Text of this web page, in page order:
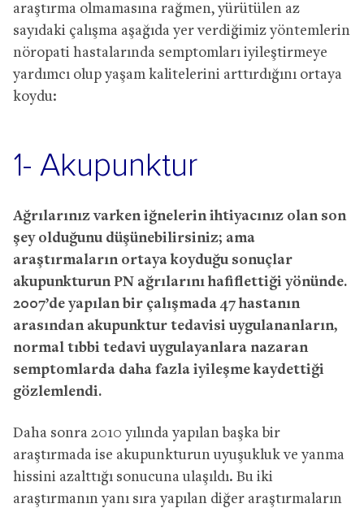
araştırma olmamasına rağmen, yürütülen az
sayıdaki çalışma aşağıda yer verdiğimiz yöntemlerin
nöropati hastalarında semptomları iyileştirmeye
yardımcı olup yaşam kalitelerini arttırdığını ortaya
koydu:
1- Akupunktur
Ağrılarınız varken iğnelerin ihtiyacınız olan son
şey olduğunu düşünebilirsiniz; ama
araştırmaların ortaya koyduğu sonuçlar
akupunkturun PN ağrılarını hafiflettiği yönünde.
2007’de yapılan bir çalışmada 47 hastanın
arasından akupunktur tedavisi uygulananların,
normal tıbbi tedavi uygulayanlara nazaran
semptomlarda daha fazla iyileşme kaydettiği
gözlemlendi.
Daha sonra 2010 yılında yapılan başka bir
araştırmada ise akupunkturun uyuşukluk ve yanma
hissini azalttığı sonucuna ulaşıldı. Bu iki
araştırmanın yanı sıra yapılan diğer araştırmaların